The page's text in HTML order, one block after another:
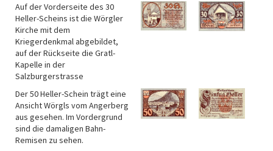
Auf der Vorderseite des 30
Heller-Scheins ist die Wörgler
Kirche mit dem
Kriegerdenkmal abgebildet,
auf der Rückseite die Gratl-
Kapelle in der
Salzburgerstrasse
Der 50 Heller-Schein trägt eine
Ansicht Wörgls vom Angerberg
aus gesehen. Im Vordergrund
sind die damaligen Bahn-
Remisen zu sehen.